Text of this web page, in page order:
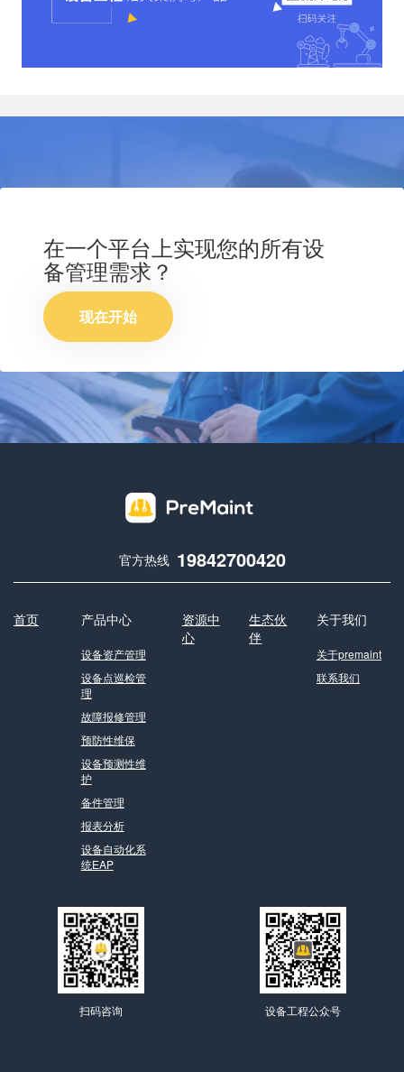
在一个平台上实现您的所有设
备管理需求？
现在开始
官方热线 19842700420
首页 产品中心
设备资产管理
设备点巡检管
理
故障报修管理
预防性维保
设备预测性维
护
备件管理
报表分析
设备自动化系
统EAP
资源中
心
生态伙
伴
关于我们
关于premaint
联系我们
扫码咨询 设备工程公众号